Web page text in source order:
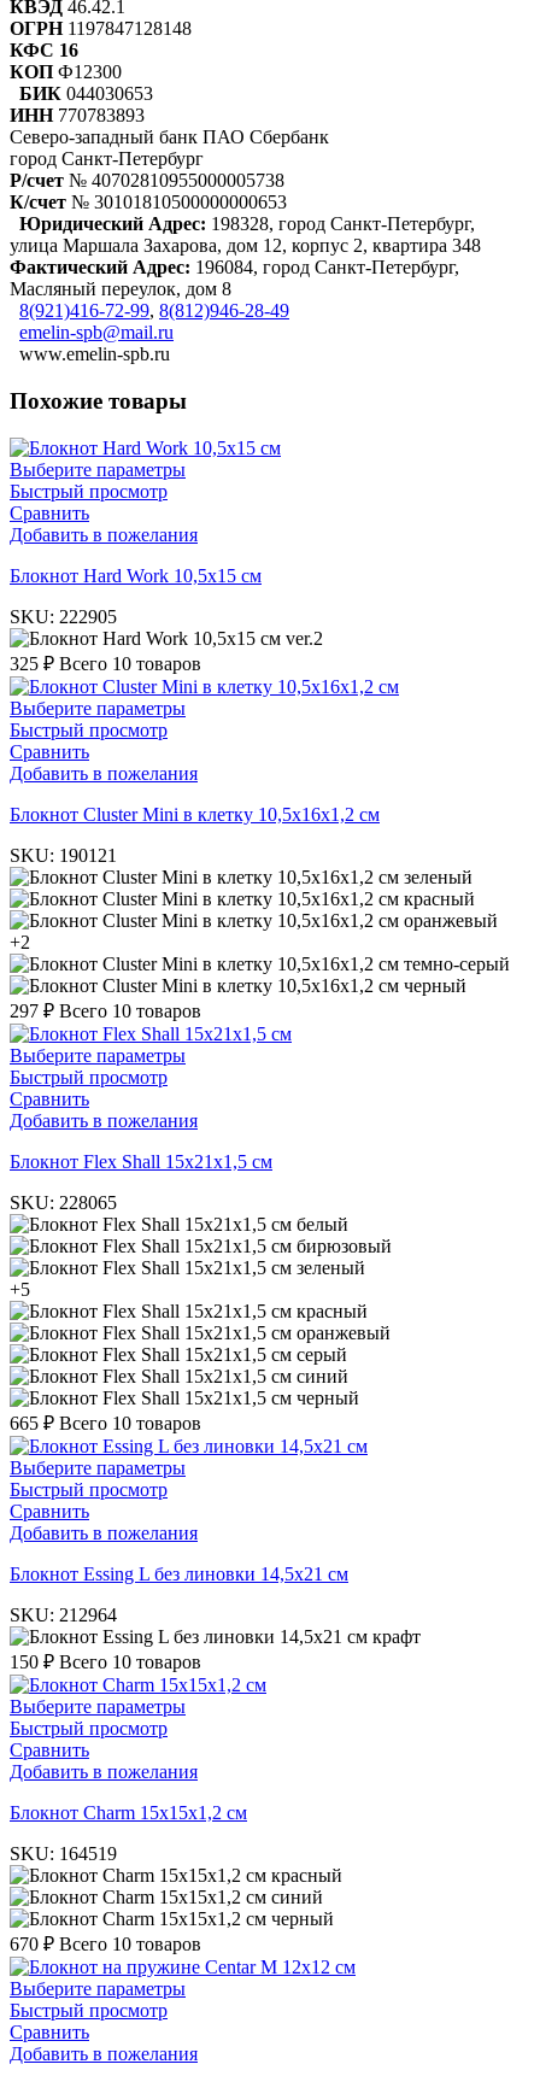
КВЭД 46.42.1
ОГРН1197847128148
КФС 16
КОП Ф12300
БИК 044030653
ИНН770783893
Северо-западный банк ПАО Сбербанк
город Санкт-Петербург
Р/счет № 40702810955000005738
К/счет № 30101810500000000653
Юридический Адрес: 198328, город Санкт-Петербург,
улица Маршала Захарова, дом 12, корпус 2, квартира 348
Фактический Адрес: 196084, город Санкт-Петербург,
Масляный переулок, дом 8
8(921)416-72-99, 8(812)946-28-49
emelin-spb@mail.ru
www.emelin-spb.ru
Похожие товары
Выберите параметры
Быстрый просмотр
Сравнить
Добавить в пожелания
Блокнот Hard Work 10,5х15 см
SKU: 222905
ver.2
325 ₽ Всего 10 товаров
Выберите параметры
Быстрый просмотр
Сравнить
Добавить в пожелания
Блокнот Cluster Mini в клетку 10,5х16х1,2 см
SKU: 190121
зеленый
красный
оранжевый
+2
темно-серый
черный
297 ₽ Всего 10 товаров
Выберите параметры
Быстрый просмотр
Сравнить
Добавить в пожелания
Блокнот Flex Shall 15х21х1,5 см
SKU: 228065
белый
бирюзовый
зеленый
+5
красный
оранжевый
серый
синий
черный
665 ₽ Всего 10 товаров
Выберите параметры
Быстрый просмотр
Сравнить
Добавить в пожелания
Блокнот Essing L без линовки 14,5х21 см
SKU: 212964
крафт
150 ₽ Всего 10 товаров
Выберите параметры
Быстрый просмотр
Сравнить
Добавить в пожелания
Блокнот Charm 15х15х1,2 см
SKU: 164519
красный
синий
черный
670 ₽ Всего 10 товаров
Выберите параметры
Быстрый просмотр
Сравнить
Добавить в пожелания